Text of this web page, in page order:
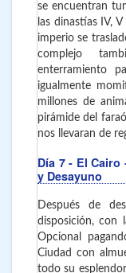
se encuentran
las dinastías IV,
imperio se
complejo
enterramiento
igualmente
millones de
pirámide del
nos llevaran de
Día 7 - El Cairo
y Desayuno
Después de
disposición, con
Opcional
Ciudad con
todo su